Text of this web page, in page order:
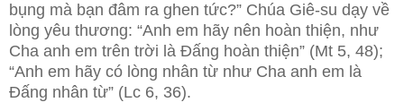
bụng mà bạn đâm ra ghen tức?” Chúa Giê-su dạy về
lòng yêu thương: “Anh em hãy nên hoàn thiện, như
Cha anh em trên trời là Đấng hoàn thiện” (Mt 5, 48);
“Anh em hãy có lòng nhân từ như Cha anh em là
Đấng nhân từ” (Lc 6, 36).